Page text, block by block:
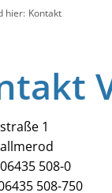
hier: Kontakt
1
508-0
508-750